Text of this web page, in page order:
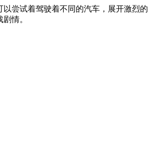
尝试着驾驶着不同的汽车，展开激烈
情。